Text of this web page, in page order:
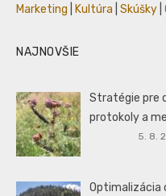
Marketing
Kultúra Skúšky
NAJNOVŠIE
Stratégie pre
protokoly a
5. 8.
Optimalizácia